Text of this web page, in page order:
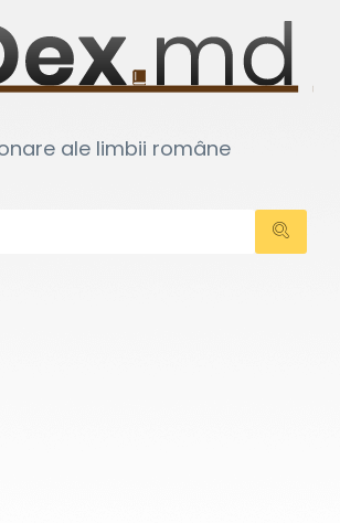
ale limbii române